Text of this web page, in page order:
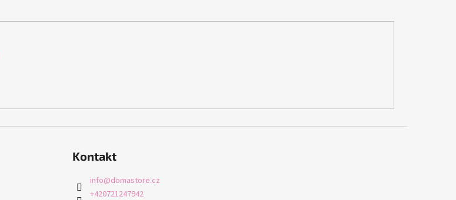
Kontakt
info@domastore.cz
+420721247942